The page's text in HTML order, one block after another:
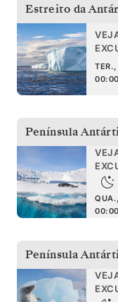
Estreito da
Península
Península